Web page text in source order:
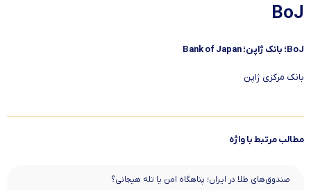
BoJ
BoJ؛ بانک ژاپن؛ Bank of Japan
بانک مرکزی ژاپن
مطالب مرتبط با واژه
صندوق‌های طلا در ایران؛ پناهگاه امن یا تله هیجانی؟